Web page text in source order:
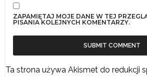
ZAPAMIĘTAJ MOJE DANE W TEJ
PISANIA KOLEJNYCH KOMENTARZY.
Ta strona używa Akismet do redukcji